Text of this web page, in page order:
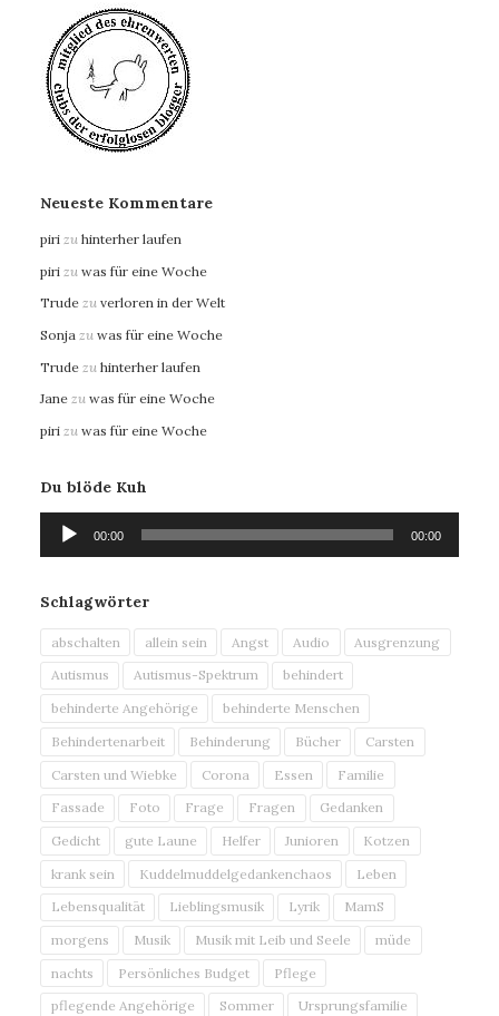
Neueste Kommentare
piri zu hinterher laufen
piri zu was für eine Woche
Trude zu verloren in der Welt
Sonja zu was für eine Woche
Trude zu hinterher laufen
Jane zu was für eine Woche
piri zu was für eine Woche
Du blöde Kuh
Audio-
Player
00:00 00:00
Schlagwörter
abschalten allein sein Angst Audio
Ausgrenzung
Autismus
Autismus-Spektrum
behindert
behinderte Angehörige
behinderte Menschen
Behindertenarbeit
Behinderung Bücher
Carsten
Carsten und Wiebke
Corona Essen
Familie
Fassade
Foto Frage Fragen
Gedanken
Gedicht
gute Laune Helfer Junioren
Kotzen
krank sein
Kuddelmuddelgedankenchaos
Leben
Lebensqualität
Lieblingsmusik Lyrik
MamS
morgens
Musik Musik mit Leib und Seele
müde
nachts
Persönliches Budget
Pflege
pflegende Angehörige
Sommer Ursprungsfamilie